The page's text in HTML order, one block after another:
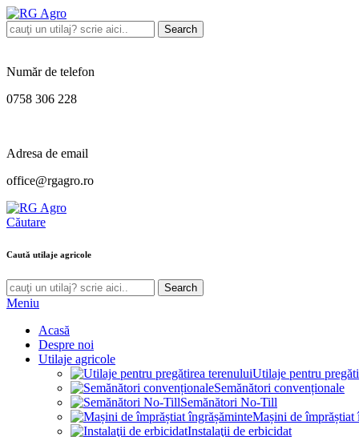
Search
Număr de telefon
0758 306 228
Adresa de email
office@rgagro.ro
Căutare
Caută utilaje agricole
Search
Meniu
Acasă
Despre noi
Utilaje agricole
Utilaje pentru
Semănători convenționale
Semănători No-Till
Mașini de împrăștiat
Instalaţii de erbicidat